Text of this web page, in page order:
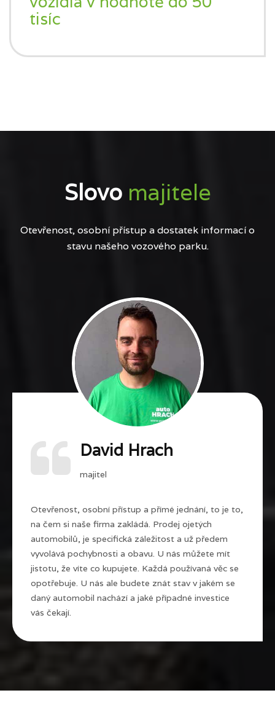
tisíc
Slovo majitele
Otevřenost, osobní přístup a dostatek informací o
stavu našeho vozového parku.
David Hrach
majitel
Otevřenost, osobní přístup a přímé jednání, to je to,
na čem si naše firma zakládá. Prodej ojetých
automobilů, je specifická záležitost a už předem
vyvolává pochybnosti a obavu. U nás můžete mít
jistotu, že víte co kupujete. Každá používaná věc se
opotřebuje. U nás ale budete znát stav v jakém se
daný automobil nachází a jaké případné investice
vás čekají.